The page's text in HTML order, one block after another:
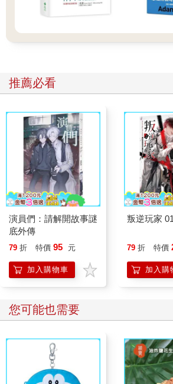
推薦必看
演員們：請解開故事謎
底外傳
79 折 特價 95 元
加入購物車
叛逆玩家 01
79 折 特價
加入購
您可能也需要